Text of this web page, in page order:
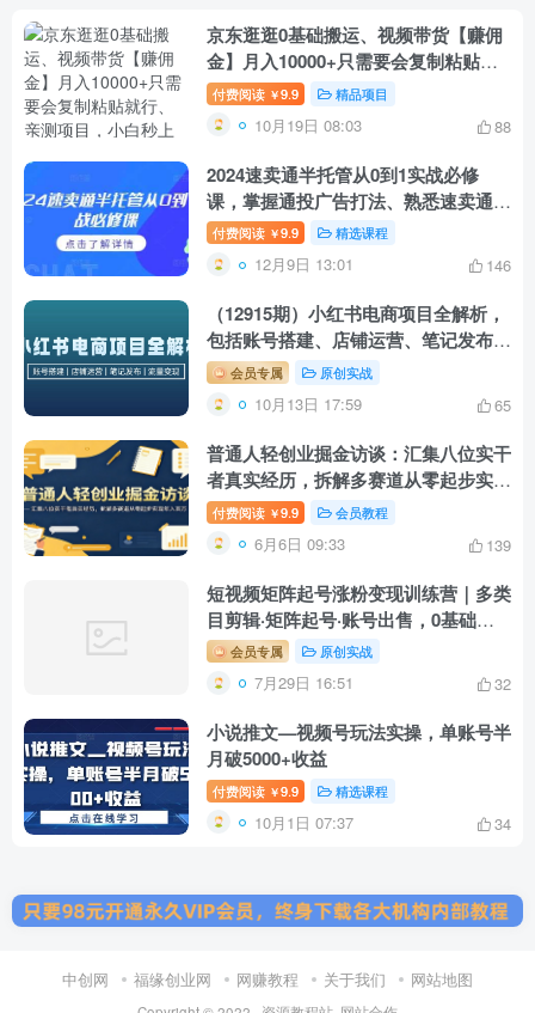
京东逛逛0基础搬运、视频带货【赚佣
金】月入10000+只需要会复制粘贴就
行、亲测项目，小白秒上手。
付费阅读 ￥9.9 精品项目
10月19日 08:03 88
2024速卖通半托管从0到1实战必修
课，掌握通投广告打法、熟悉速卖通半
托管的政策细节
付费阅读 ￥9.9 精选课程
12月9日 13:01 146
（12915期）小红书电商项目全解析，
包括账号搭建、店铺运营、笔记发布
实现流量变现
会员专属 原创实战
10月13日 17:59 65
普通人轻创业掘金访谈：汇集八位实干
者真实经历，拆解多赛道从零起步实现
年入百万
付费阅读 ￥9.9 会员教程
6月6日 09:33 139
短视频矩阵起号涨粉变现训练营｜多类
目剪辑·矩阵起号·账号出售，0基础无
露脸稳涨粉落地变现全课-更新
会员专属 原创实战
7月29日 16:51 32
小说推文—视频号玩法实操，单账号半
月破5000+收益
付费阅读 ￥9.9 精选课程
10月1日 07:37 34
中创网 福缘创业网 网赚教程 关于我们 网站地图